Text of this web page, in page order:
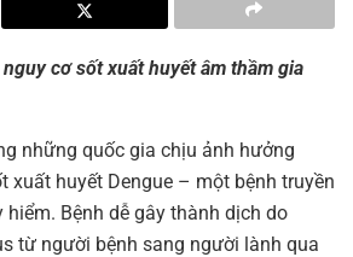
cơ sốt xuất huyết âm thầm gia
những quốc gia chịu ảnh hưởng
xuất huyết Dengue – một bệnh truyền
Bệnh dễ gây thành dịch do
từ người bệnh sang người lành qua